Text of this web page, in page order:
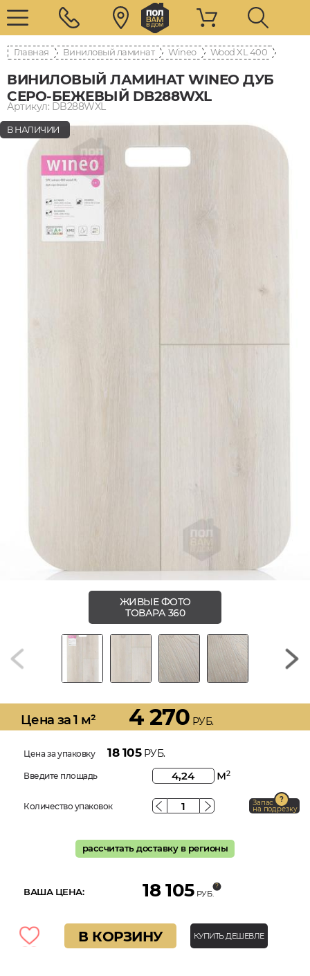
Главная Виниловый ламинат Wineo 400 Wood XL
ВИНИЛОВЫЙ ЛАМИНАТ WINEO ДУБ
СЕРО-БЕЖЕВЫЙ DB288WXL
Артикул: DB288WXL
В НАЛИЧИИ
ЖИВЫЕ ФОТО
ТОВАРА 360
Цена за 1 м² 4 270 РУБ.
Цена за упаковку 18 105РУБ.
Введите площадь м2
Количество упаковок Запас
на подрезку
рассчитать доставку в регионы
ВАША ЦЕНА: 18 105 РУБ.
В КОРЗИНУ КУПИТЬ ДЕШЕВЛЕ